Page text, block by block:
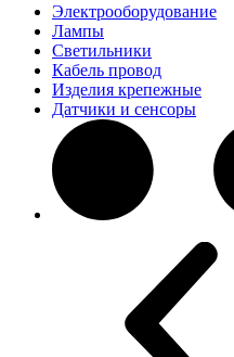
Электрооборудование
Лампы
Светильники
Кабель провод
Изделия крепежные
Датчики и сенсоры